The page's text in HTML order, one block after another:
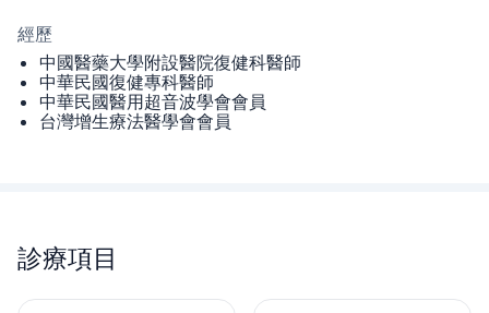
經歷
中國醫藥大學附設醫院復健科醫師
中華民國復健專科醫師
中華民國醫用超音波學會會員
台灣增生療法醫學會會員
診療項目